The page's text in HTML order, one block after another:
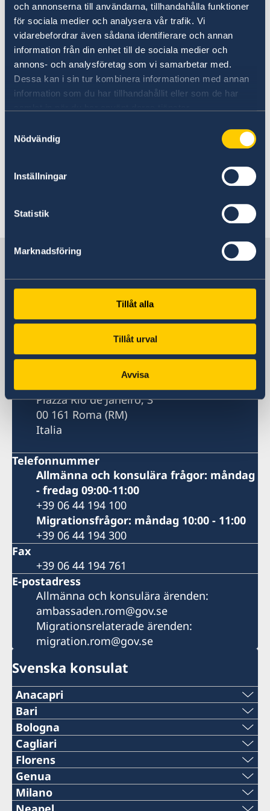
och annonserna till användarna, tillhandahålla funktioner
för sociala medier och analysera vår trafik. Vi
vidarebefordrar även sådana identifierare och annan
information från din enhet till de sociala medier och
annons- och analysföretag som vi samarbetar med.
Dessa kan i sin tur kombinera informationen med annan
information som du har tillhandahållit eller som de har
Nödvändig
Inställningar
Statistik
Marknadsföring
Tillåt alla
Tillåt urval
Avvisa
SWEA MilanoE-post:milano@swea.org
www.milano.swea.org
SWEA RiminiE-post:rimini@swea.org Webb:
www.rimini.swea.org
santucci 5, 48121 Ravenna, Italien Pernilla Vall:
: @sveraitaly
Instagram: sveraitaly
Senast uppdaterad 16 maj 2023, 10.22
Sverige i Italien
Sveriges ambassad
Besöksadress
Piazza Rio de Janeiro, 3
00 161 Roma
Piazza Rio de Janeiro, 3
00 161 Roma (RM)
Italia
Telefonnummer
Allmänna och konsulära frågor: måndag
- fredag 09:00-11:00
+39 06 44 194 100
Migrationsfrågor: måndag 10:00 - 11:00
+39 06 44 194 300
Fax
+39 06 44 194 761
E-postadress
Allmänna och konsulära ärenden:
ambassaden.rom@gov.se
Migrationsrelaterade ärenden:
migration.rom@gov.se
Svenska konsulat
Anacapri
Telefon:
+39 081 837 14 01
E-post:
administration@sanmichele.org
Bari
Telefon:
+39 345 3801306
E-post:
consolato.svedese.bari@gmail.com
Bologna
Telefon:
+39 051 588 36 31
E-post:
Cagliari
Telefon:
+39 070 668 208
Florens
Telefon:
+39 055 054 65 56
Genua
Telefon:
Milano